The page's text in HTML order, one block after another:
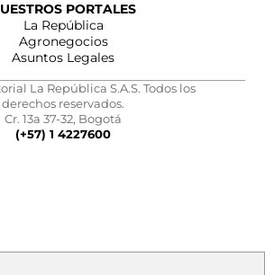
PORTALES
La República
Agronegocios
Asuntos Legales
La República S.A.S. Todos los
derechos reservados.
Cr. 13a 37-32, Bogotá
(+57) 1 4227600